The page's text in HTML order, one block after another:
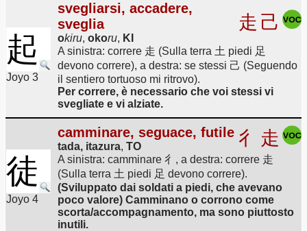
起
Joyo 3
svegliarsi, accadere,
sveglia
okiru, okoru, KI
走 己
A sinistra: correre 走 (Sulla terra 土 piedi 足
devono correre), a destra: se stessi 己 (Seguendo
il sentiero tortuoso mi ritrovo).
Per correre, è necessario che voi stessi vi
svegliate e vi alziate.
徒
Joyo 4
camminare, seguace, futile
tada, itazura, TO 彳 走
A sinistra: camminare 彳, a destra: correre 走
(Sulla terra 土 piedi 足 devono correre).
(Sviluppato dai soldati a piedi, che avevano
poco valore) Camminano o corrono come
scorta/accompagnamento, ma sono piuttosto
inutili.